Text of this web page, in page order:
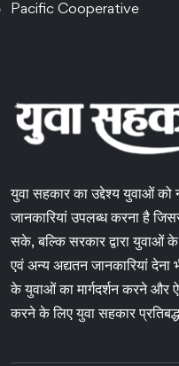
Pacific Cooperative
युवा सहकार का उद्देश्य युवाओं को
जानकारियां उपलब्ध करना है
सके, बल्कि सरकार द्वारा युवाओं
एवं अन्य अद्यतन जानकारियां
के युवाओं का मार्गदर्शन करने और
करने के लिए युवा सहकार